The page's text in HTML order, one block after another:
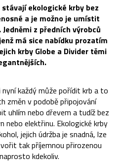
ekologické krby bez
a je možno je umístit
z předních výrobců
má sice nabídku prozatím
krby Globe a Divider těmi
každý může pořídit krb a to
změn v podobě připojování
uhlím nebo dřevem a tudíž bez
nebo elektřinu. Ekologické krby
jejich údržba je snadná, lze
tak příjemnou přirozenou
kdekoliv.